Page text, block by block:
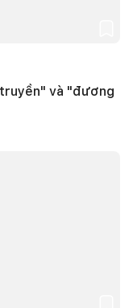
và "đương